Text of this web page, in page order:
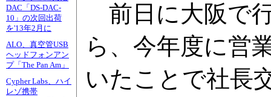
DAC「DS-DAC-
10」の次回出荷
を'13年2月に
ALO、真空管USB
ヘッドフォンアン
プ「The Pan Am」
Cypher Labs、ハイ
レゾ携帯
前日に大阪で
ら、今年度に営
いたことで社長